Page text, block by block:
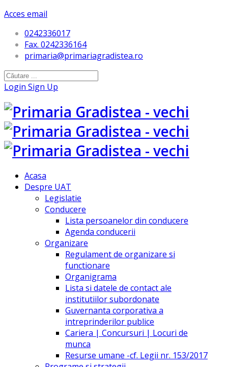
Acces email
0242336017
Fax. 0242336164
primaria@primariagradistea.ro
Login Sign Up
Acasa
Despre UAT
Legislatie
Conducere
Lista persoanelor din conducere
Agenda conducerii
Organizare
Regulament de organizare si
functionare
Organigrama
Lista si datele de contact ale
institutiilor subordonate
Guvernanta corporativa a
intreprinderilor publice
Cariera | Concursuri | Locuri de
munca
Resurse umane -cf. Legii nr. 153/2017